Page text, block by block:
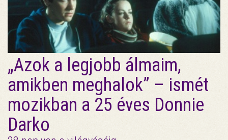
„Azok a legjobb álmaim,
amikben meghalok” – ismét
mozikban a 25 éves Donnie
Darko